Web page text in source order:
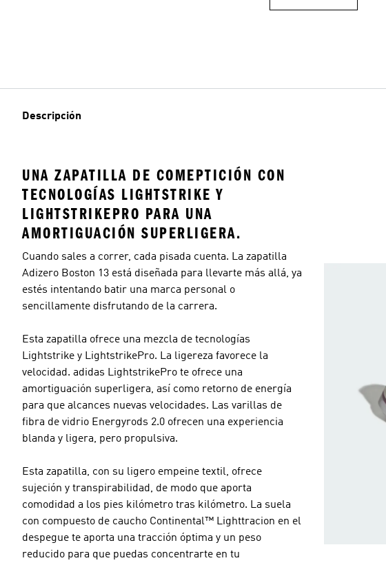
Descripción
UNA ZAPATILLA DE COMEPTICIÓN CON
TECNOLOGÍAS LIGHTSTRIKE Y
LIGHTSTRIKEPRO PARA UNA
AMORTIGUACIÓN SUPERLIGERA.
Cuando sales a correr, cada pisada cuenta. La zapatilla
Adizero Boston 13 está diseñada para llevarte más allá, ya
estés intentando batir una marca personal o
sencillamente disfrutando de la carrera.
Esta zapatilla ofrece una mezcla de tecnologías
Lightstrike y LightstrikePro. La ligereza favorece la
velocidad. adidas LightstrikePro te ofrece una
amortiguación superligera, así como retorno de energía
para que alcances nuevas velocidades. Las varillas de
fibra de vidrio Energyrods 2.0 ofrecen una experiencia
blanda y ligera, pero propulsiva.
Esta zapatilla, con su ligero empeine textil, ofrece
sujeción y transpirabilidad, de modo que aporta
comodidad a los pies kilómetro tras kilómetro. La suela
con compuesto de caucho Continental™ Lighttracion en el
despegue te aporta una tracción óptima y un peso
reducido para que puedas concentrarte en tu